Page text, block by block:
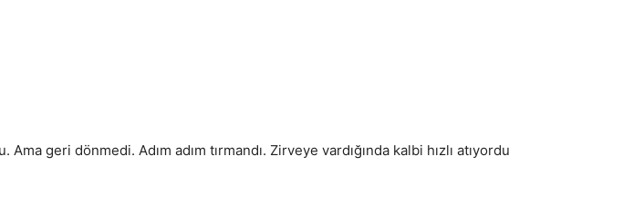
geri dönmedi. Adım adım tırmandı. Zirveye vardığında kalbi hızlı atıyordu